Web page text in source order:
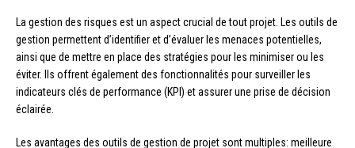
La gestion des risques est un aspect crucial de tout projet. Les outils de
gestion permettent d’identifier et d’évaluer les menaces potentielles,
ainsi que de mettre en place des stratégies pour les minimiser ou les
éviter. Ils offrent également des fonctionnalités pour surveiller les
indicateurs clés de performance (KPI) et assurer une prise de décision
éclairée.
Les avantages des outils de gestion de projet sont multiples: meilleure